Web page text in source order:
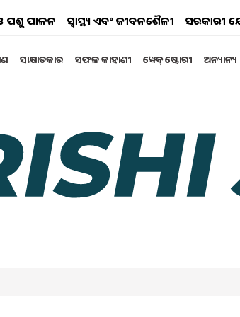
ପଶୁ ପାଳନ ସ୍ୱାସ୍ଥ୍ୟ ଏବଂ ଜୀବନଶୈଳୀ ସରକାରୀ
ସାକ୍ଷାତକାର ସଫଳ କାହାଣୀ ୱେବ୍ ଷ୍ଟୋରୀ ଅନ୍ୟାନ୍ୟ
କଖାରୁ ଚାଷ ...!
ମାର୍ଚ୍ଚ। କିନ୍ତୁ ଯଦି ଆପଣ ଚାହାଁନ୍ତି, ତେବେ ଆପଣ ଜୁନ୍
ଋତୁରେ ଯେତେବେଳେ ମୌସୁମୀ ଆଉ ଟିକିଏ ଦୂରରେ ଅଛି,